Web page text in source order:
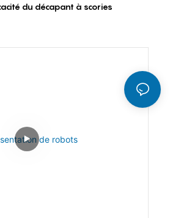
du décapant à scories